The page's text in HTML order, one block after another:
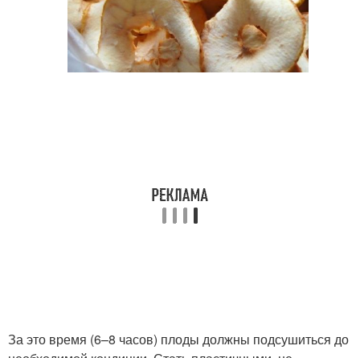
За это время (6–8 часов) плоды должны подсушиться до